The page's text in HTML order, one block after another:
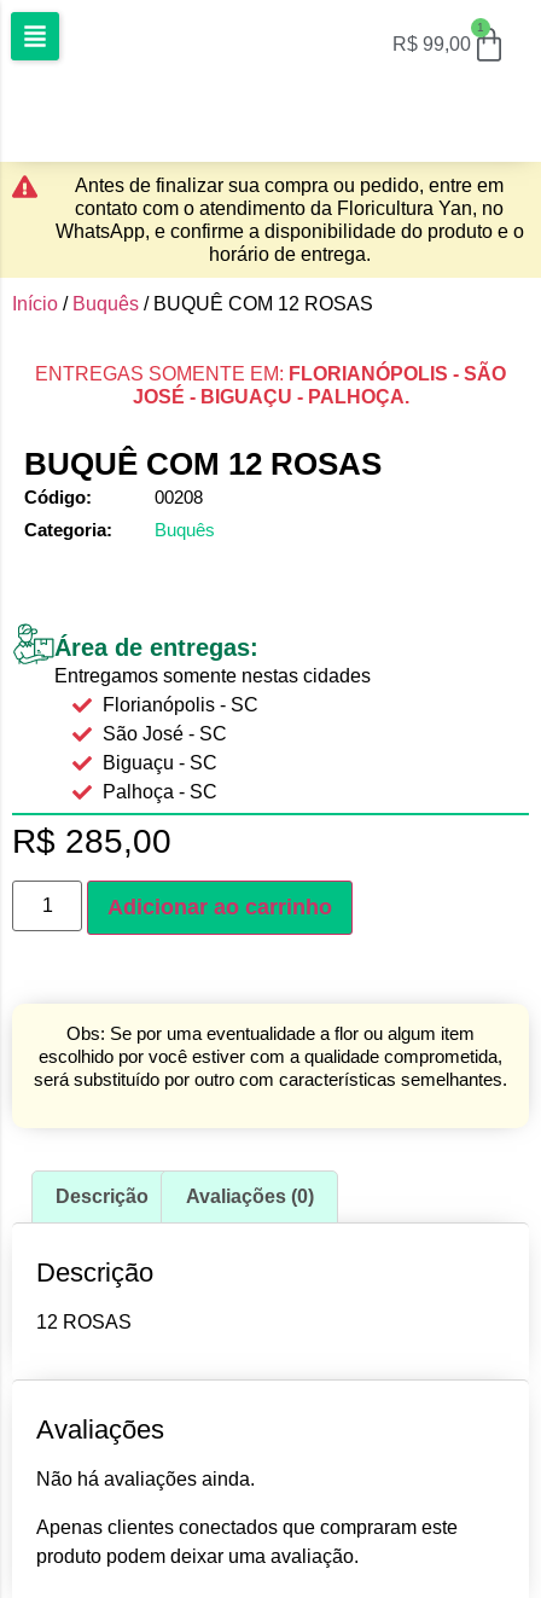
R$ 99,00
1
Antes de finalizar sua compra ou pedido, entre em
contato com o atendimento da Floricultura Yan, no
WhatsApp, e confirme a disponibilidade do produto e o
horário de entrega.
Início / Buquês / BUQUÊ COM 12 ROSAS
ENTREGAS SOMENTE EM: FLORIANÓPOLIS - SÃO
JOSÉ - BIGUAÇU - PALHOÇA.
BUQUÊ COM 12 ROSAS
Código:
00208
Categoria:
Buquês
Área de entregas:
Entregamos somente nestas cidades
Florianópolis - SC
São José - SC
Biguaçu - SC
Palhoça - SC
R$ 285,00
Adicionar ao carrinho
Obs: Se por uma eventualidade a flor ou algum item
escolhido por você estiver com a qualidade comprometida,
será substituído por outro com características semelhantes.
Descrição Avaliações (0)
Descrição
12 ROSAS
Avaliações
Não há avaliações ainda.
Apenas clientes conectados que compraram este
produto podem deixar uma avaliação.